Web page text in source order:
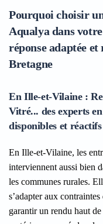
Pourquoi choisir
Aqualya dans
réponse adaptée et
Bretagne
En Ille-et-Vilaine :
Vitré... des experts
disponibles et réactifs
En Ille-et-Vilaine, les
interviennent aussi bien
les communes rurales.
s’adapter aux
garantir un rendu haut